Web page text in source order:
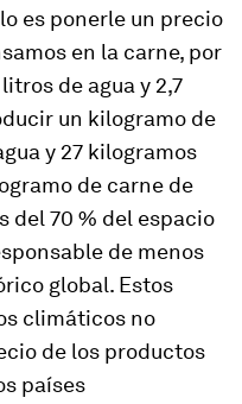
es ponerle un precio
en la carne, por
de agua y 2,7
un kilogramo de
y 27 kilogramos
de carne de
del 70 % del espacio
de menos
global. Estos
climáticos no
de los productos
países